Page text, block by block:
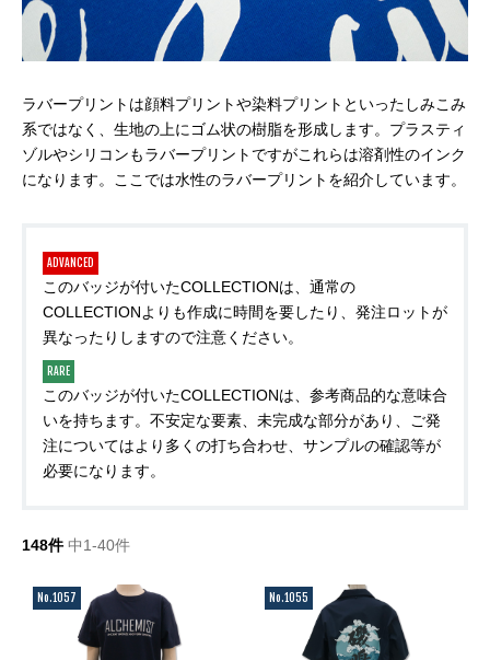
ラバープリントは顔料プリントや染料プリントといったしみこみ
系ではなく、生地の上にゴム状の樹脂を形成します。プラスティ
ゾルやシリコンもラバープリントですがこれらは溶剤性のインク
になります。ここでは水性のラバープリントを紹介しています。
ADVANCED
このバッジが付いたCOLLECTIONは、通常の
COLLECTIONよりも作成に時間を要したり、発注ロットが
異なったりしますので注意ください。
RARE
このバッジが付いたCOLLECTIONは、参考商品的な意味合
いを持ちます。不安定な要素、未完成な部分があり、ご発
注についてはより多くの打ち合わせ、サンプルの確認等が
必要になります。
148件 中1-40件
No.1057 No.1055